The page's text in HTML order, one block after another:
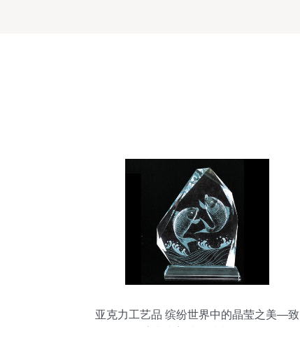
亚克力工艺品 缤纷世界中的晶莹之美—致